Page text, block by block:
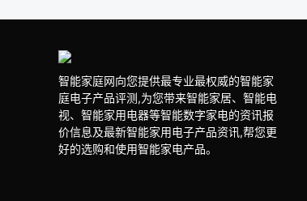
智能家庭网向您提供最专业最权威的智能家
庭电子产品评测,为您带来智能家居、智能电
视、智能家用电器等智能数字家电的资讯报
价信息及最新智能家用电子产品资讯,帮您更
好的选购和使用智能家电产品。